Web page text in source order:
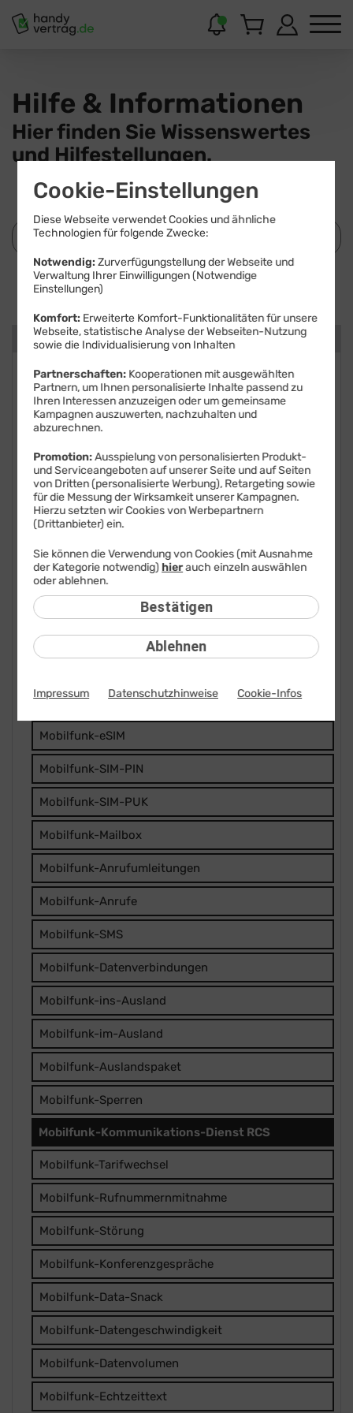
Hilfe & Informationen
Hier finden Sie Wissenswertes
und Hilfestellungen.
Suchen
Kategorien
FAQ: Am häufigsten gesucht
Festnetz
Kundendaten
Mobilfunk
Drittanbieter
Mobilfunk-Tarife
Mobilfunk-SIM-Karte
Mobilfunk-eSIM
Mobilfunk-SIM-PIN
Mobilfunk-SIM-PUK
Mobilfunk-Mailbox
Mobilfunk-Anrufumleitungen
Mobilfunk-Anrufe
Mobilfunk-SMS
Mobilfunk-Datenverbindungen
Mobilfunk-ins-Ausland
Mobilfunk-im-Ausland
Mobilfunk-Auslandspaket
Mobilfunk-Sperren
Mobilfunk-Kommunikations-Dienst RCS
Mobilfunk-Tarifwechsel
Mobilfunk-Rufnummernmitnahme
Mobilfunk-Störung
Mobilfunk-Konferenzgespräche
Mobilfunk-Data-Snack
Mobilfunk-Datengeschwindigkeit
Mobilfunk-Datenvolumen
Mobilfunk-Echtzeittext
Cookie-Einstellungen
Diese Webseite verwendet Cookies und ähnliche
Technologien für folgende Zwecke:
Notwendig: Zurverfügungstellung der Webseite und
Verwaltung Ihrer Einwilligungen (Notwendige
Einstellungen)
Komfort: Erweiterte Komfort-Funktionalitäten für unsere
Webseite, statistische Analyse der Webseiten-Nutzung
sowie die Individualisierung von Inhalten
Partnerschaften: Kooperationen mit ausgewählten
Partnern, um Ihnen personalisierte Inhalte passend zu
Ihren Interessen anzuzeigen oder um gemeinsame
Kampagnen auszuwerten, nachzuhalten und
abzurechnen.
Promotion:Ausspielung von personalisierten Produkt-
und Serviceangeboten auf unserer Seite und auf Seiten
von Dritten (personalisierte Werbung), Retargeting sowie
für die Messung der Wirksamkeit unserer Kampagnen.
Hierzu setzten wir Cookies von Werbepartnern
(Drittanbieter) ein.
Ablehnen
Sie können die Verwendung von Cookies (mit Ausnahme
der Kategorie notwendig) hierauch einzeln auswählen
oder ablehnen.
Bestätigen
Impressum Datenschutzhinweise Cookie-Infos